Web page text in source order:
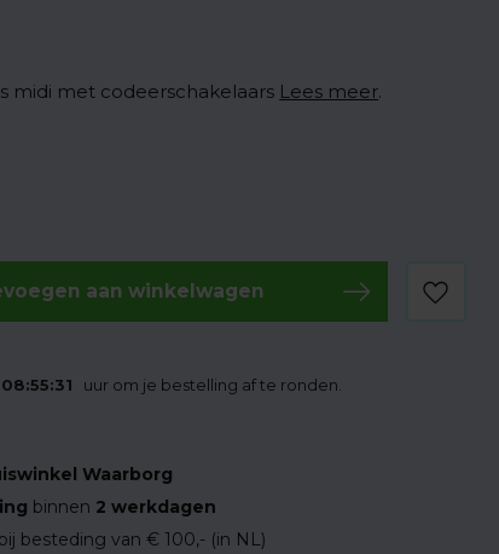
midi met codeerschakelaars Lees meer.
aan winkelwagen
08:55:30 uur om je bestelling af te ronden.
Waarborg
binnen 2 werkdagen
bij besteding van € 100,- (in NL)